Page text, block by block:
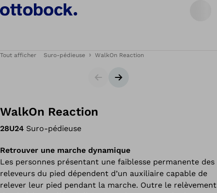
Tout afficher Suro-pédieuse WalkOn Reaction
CarrouselBannière suivante
WalkOn Reaction
28U24 Suro-pédieuse
Retrouver une marche dynamique
Les personnes présentant une faiblesse permanente des
releveurs du pied dépendent d’un auxiliaire capable de
relever leur pied pendant la marche. Outre le relèvement